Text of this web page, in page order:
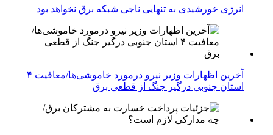
انرژی خورشیدی به تنهایی ناجی شبکه برق نخواهد بود
آخرین اظهارات وزیر نیرو درمورد خاموشی‌ها/معافیت ۴
استان جنوبی درگیر جنگ از قطعی برق